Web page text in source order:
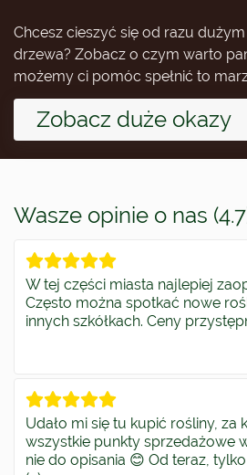
Chcesz cieszyć się od razu
drzewa? Zobacz o czym warto
możemy ci pomóc spełnić to
Zobacz duże okazy
Wasze opinie o nas
W tej części miasta najlepiej
Często można spotkać nowe
innych szkółkach. Ceny
Udało mi się tu kupić rośliny, za
wszystkie punkty sprzedażowe
nie do opisania 😊 Od teraz,